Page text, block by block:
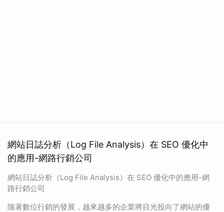
網站日誌分析（Log File Analysis）在 SEO 優化中
的應用-網路行銷公司
網站日誌分析（Log File Analysis）在 SEO 優化中的應用-網
路行銷公司
隨著數位行銷的發展，越來越多的企業將目光投向了網站的優